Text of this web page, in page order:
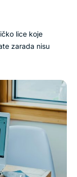
lice koje
zarada nisu